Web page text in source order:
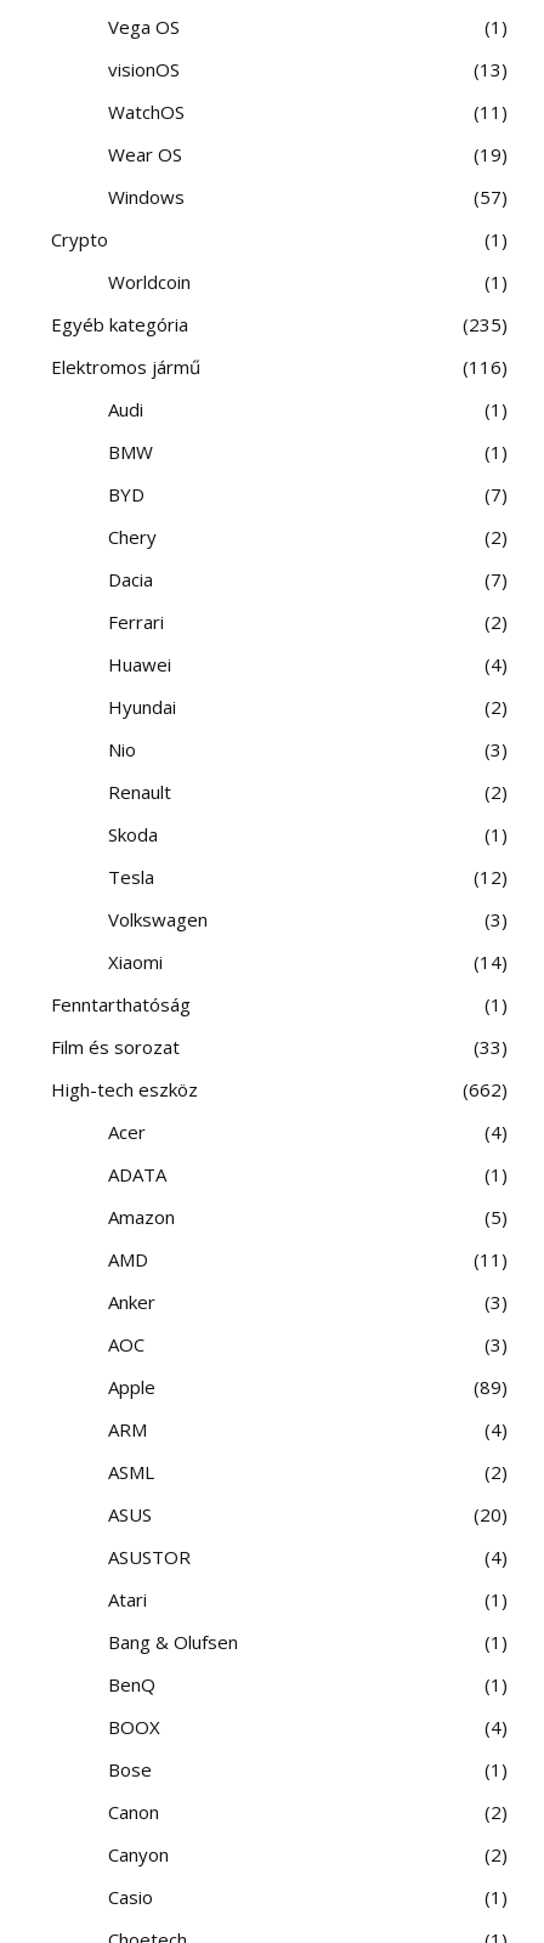
Vega OS
1
visionOS
13
WatchOS
11
Wear OS
19
Windows
57
Crypto
1
Worldcoin
1
Egyéb kategória
235
Elektromos jármű
116
Audi
1
BMW
1
BYD
7
Chery
2
Dacia
7
Ferrari
2
Huawei
4
Hyundai
2
Nio
3
Renault
2
Skoda
1
Tesla
12
Volkswagen
3
Xiaomi
14
Fenntarthatóság
1
Film és sorozat
33
High-tech eszköz
662
Acer
4
ADATA
1
Amazon
5
AMD
11
Anker
3
AOC
3
Apple
89
ARM
4
ASML
2
ASUS
20
ASUSTOR
4
Atari
1
Bang & Olufsen
1
BenQ
1
BOOX
4
Bose
1
Canon
2
Canyon
2
Casio
1